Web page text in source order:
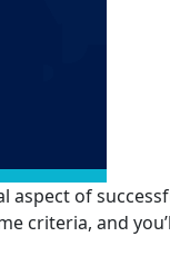
aspect of
criteria, and